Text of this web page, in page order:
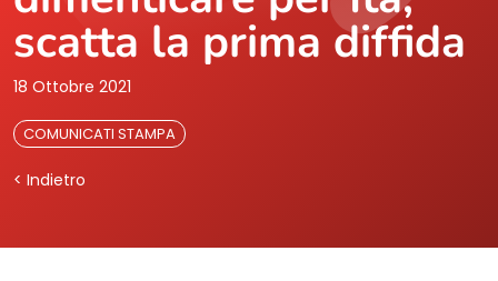
Area Stampa
scatta la prima diffida
18 Ottobre 2021
COMUNICATI STAMPA
< Indietro